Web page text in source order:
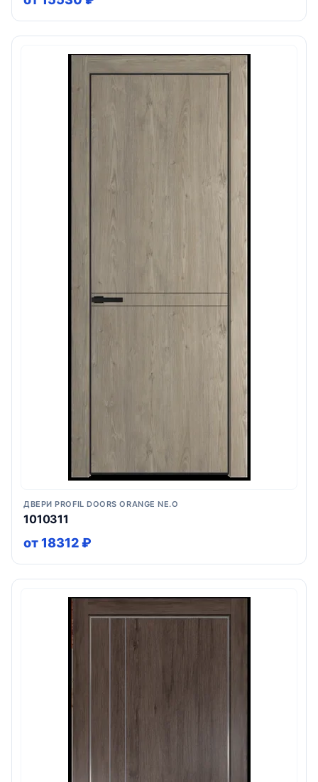
ДВЕРИ PROFIL DOORS ORANGE NE.O
1010311
от 18312 ₽